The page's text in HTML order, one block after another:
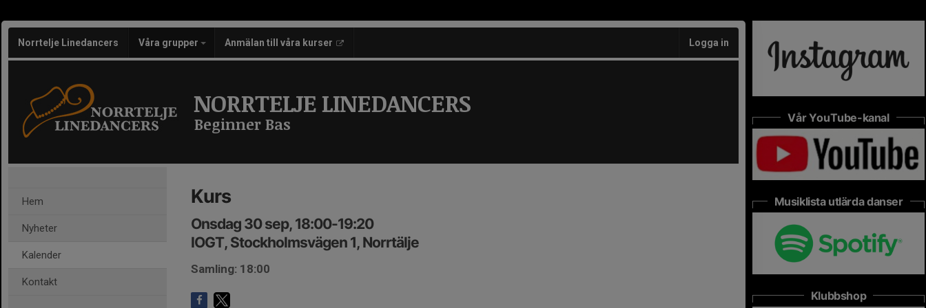
Norrtelje Linedancers Våra grupper Anmälan till våra kurser Logga in
NORRTELJE LINEDANCERS
Beginner Bas
Hem
Nyheter
Kalender
Kontakt
Kurs
Onsdag 30 sep, 18:00-19:20
IOGT, Stockholmsvägen 1, Norrtälje
Samling: 18:00
Vår YouTube-kanal
Musiklista utlärda danser
Klubbshop